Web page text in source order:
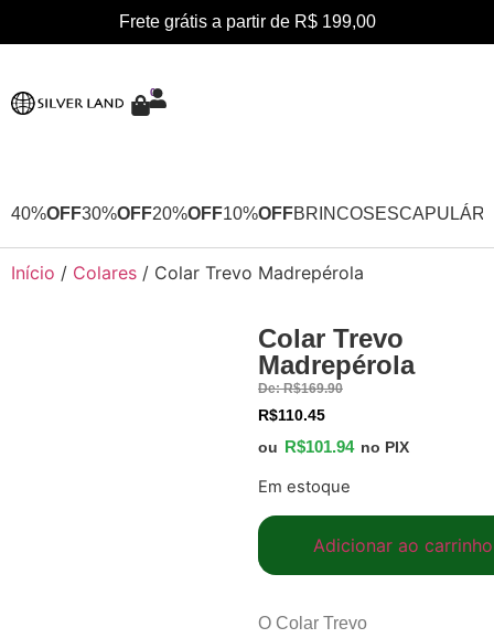
Frete grátis a partir de R$ 199,00
0
40%OFF30%OFF20%OFF10%OFFBRINCOS
Início / Colares / Colar Trevo Madrepérola
Colar Trevo
Madrepérola
De:R$169.90
R$110.45
ou R$101.94 no PIX
Em estoque
Adicionar ao carrinho
O Colar Trevo